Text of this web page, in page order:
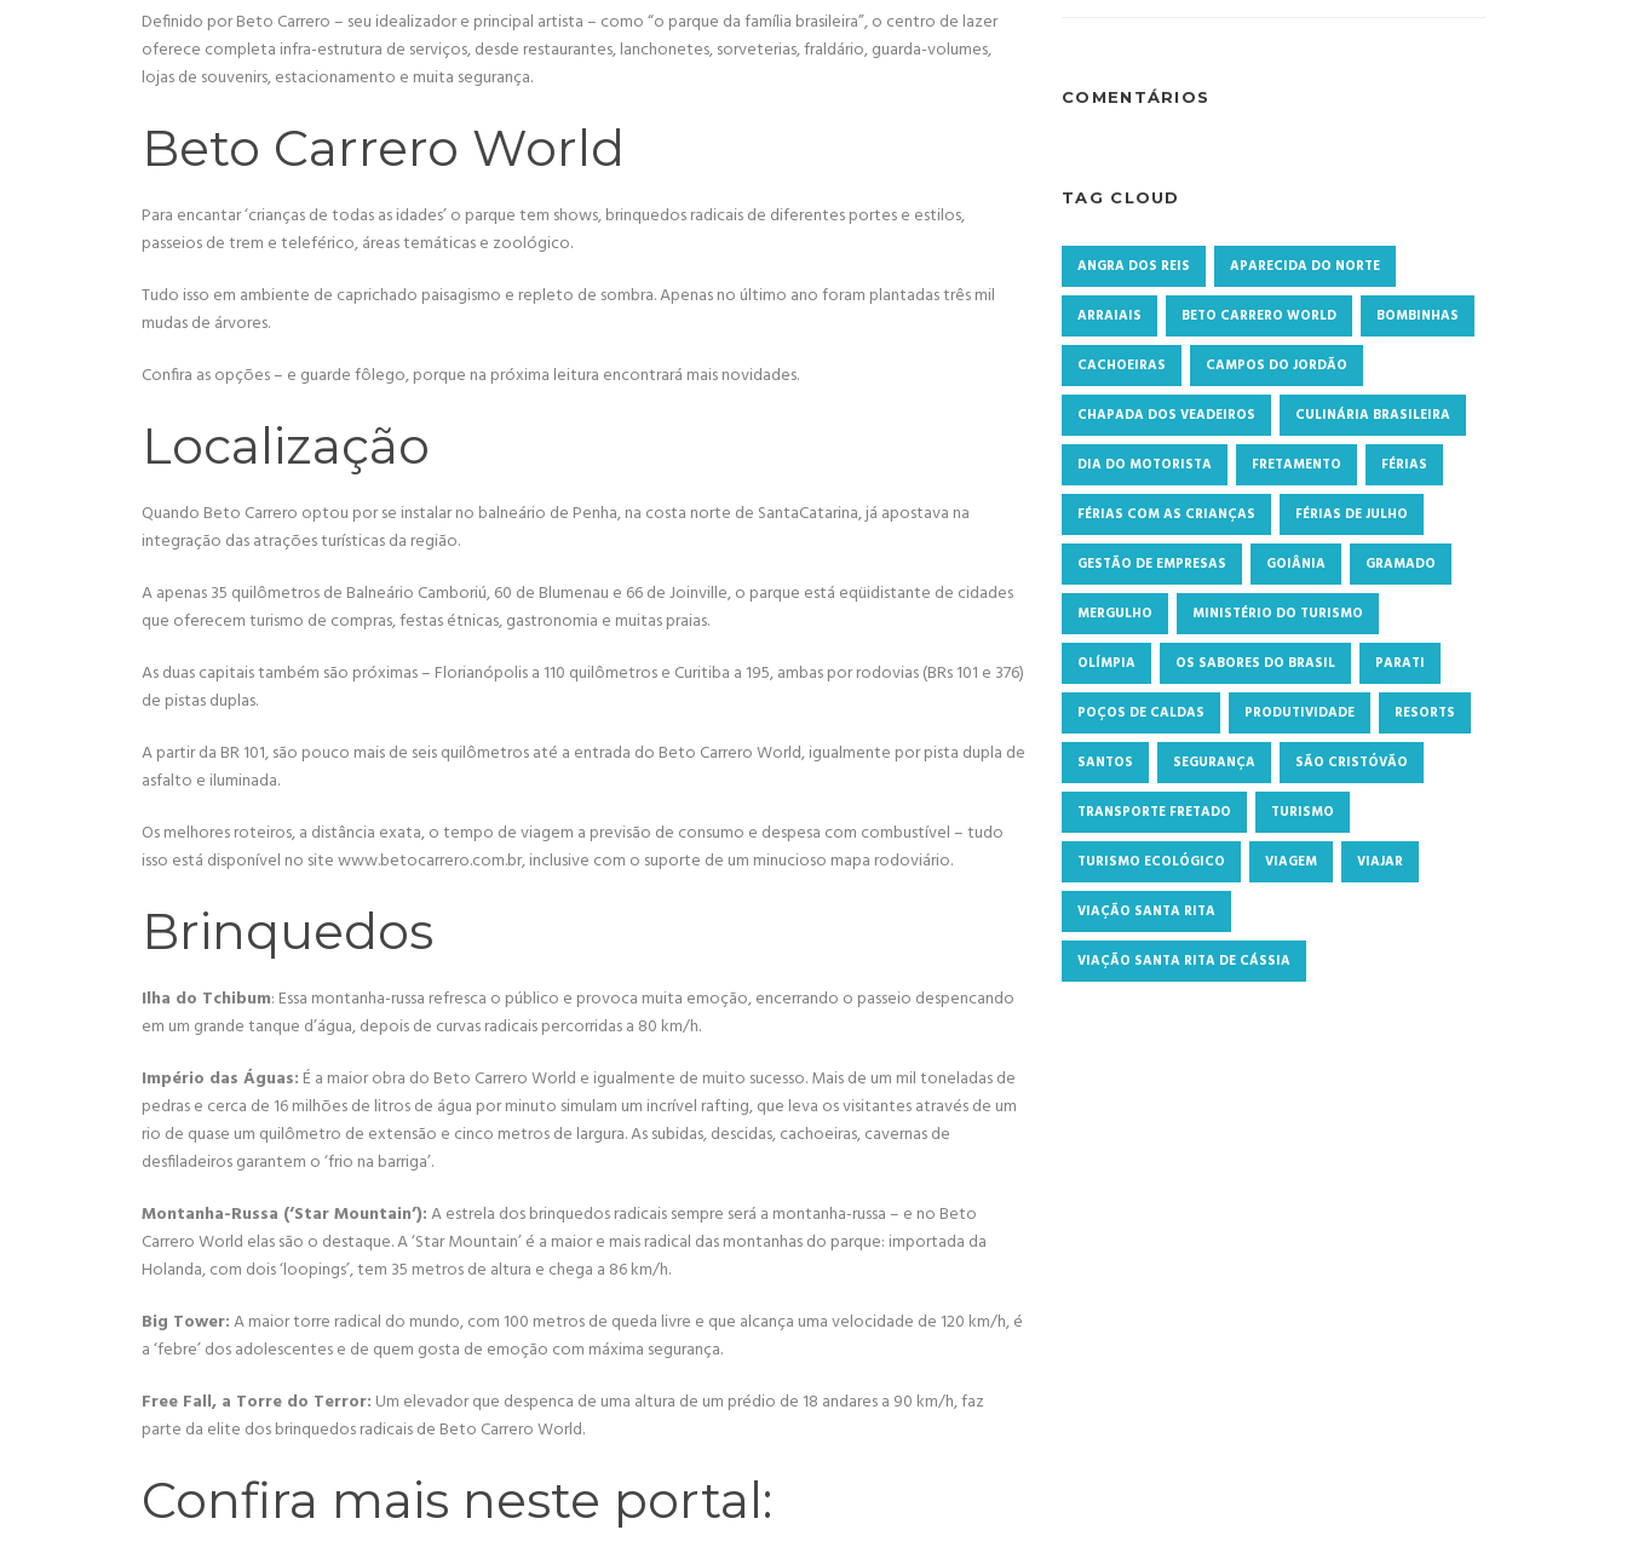
Definido por Beto Carrero – seu idealizador e principal artista – como “o parque da família brasileira”, o centro de lazer
oferece completa infra-estrutura de serviços, desde restaurantes, lanchonetes, sorveterias, fraldário, guarda-volumes,
lojas de souvenirs, estacionamento e muita segurança.
Beto Carrero World
Para encantar ‘crianças de todas as idades’ o parque tem shows, brinquedos radicais de diferentes portes e estilos,
passeios de trem e teleférico, áreas temáticas e zoológico.
Tudo isso em ambiente de caprichado paisagismo e repleto de sombra. Apenas no último ano foram plantadas três mil
mudas de árvores.
Confira as opções – e guarde fôlego, porque na próxima leitura encontrará mais novidades.
Localização
Quando Beto Carrero optou por se instalar no balneário de Penha, na costa norte de SantaCatarina, já apostava na
integração das atrações turísticas da região.
A apenas 35 quilômetros de Balneário Camboriú, 60 de Blumenau e 66 de Joinville, o parque está eqüidistante de cidades
que oferecem turismo de compras, festas étnicas, gastronomia e muitas praias.
As duas capitais também são próximas – Florianópolis a 110 quilômetros e Curitiba a 195, ambas por rodovias (BRs 101 e 376)
de pistas duplas.
A partir da BR 101, são pouco mais de seis quilômetros até a entrada do Beto Carrero World, igualmente por pista dupla de
asfalto e iluminada.
Os melhores roteiros, a distância exata, o tempo de viagem a previsão de consumo e despesa com combustível – tudo
isso está disponível no site www.betocarrero.com.br, inclusive com o suporte de um minucioso mapa rodoviário.
Brinquedos
Ilha do Tchibum: Essa montanha-russa refresca o público e provoca muita emoção, encerrando o passeio despencando
em um grande tanque d’água, depois de curvas radicais percorridas a 80 km/h.
Império das Águas: É a maior obra do Beto Carrero World e igualmente de muito sucesso. Mais de um mil toneladas de
pedras e cerca de 16 milhões de litros de água por minuto simulam um incrível rafting, que leva os visitantes através de um
rio de quase um quilômetro de extensão e cinco metros de largura. As subidas, descidas, cachoeiras, cavernas de
desfiladeiros garantem o ‘frio na barriga’.
Montanha-Russa (‘Star Mountain’):A estrela dos brinquedos radicais sempre será a montanha-russa – e no Beto
Carrero World elas são o destaque. A ‘Star Mountain’ é a maior e mais radical das montanhas do parque: importada da
Holanda, com dois ‘loopings’, tem 35 metros de altura e chega a 86 km/h.
Big Tower:A maior torre radical do mundo, com 100 metros de queda livre e que alcança uma velocidade de 120 km/h, é
a ‘febre’ dos adolescentes e de quem gosta de emoção com máxima segurança.
Free Fall, a Torre do Terror: Um elevador que despenca de uma altura de um prédio de 18 andares a 90 km/h, faz
parte da elite dos brinquedos radicais de Beto Carrero World.
Confira mais neste portal:
COMENTÁRIOS
TAG CLOUD
ANGRA DOS REIS APARECIDA DO NORTE
ARRAIAIS BETO CARRERO WORLD BOMBINHAS
CACHOEIRAS CAMPOS DO JORDÃO
CHAPADA DOS VEADEIROS CULINÁRIA BRASILEIRA
DIA DO MOTORISTA FRETAMENTO FÉRIAS
FÉRIAS COM AS CRIANÇAS FÉRIAS DE JULHO
GESTÃO DE EMPRESAS GOIÂNIA GRAMADO
MERGULHO MINISTÉRIO DO TURISMO
OLÍMPIA OS SABORES DO BRASIL PARATI
POÇOS DE CALDAS PRODUTIVIDADE RESORTS
SANTOS SEGURANÇA SÃO CRISTÓVÃO
TRANSPORTE FRETADO TURISMO
TURISMO ECOLÓGICO VIAGEM VIAJAR
VIAÇÃO SANTA RITA
VIAÇÃO SANTA RITA DE CÁSSIA